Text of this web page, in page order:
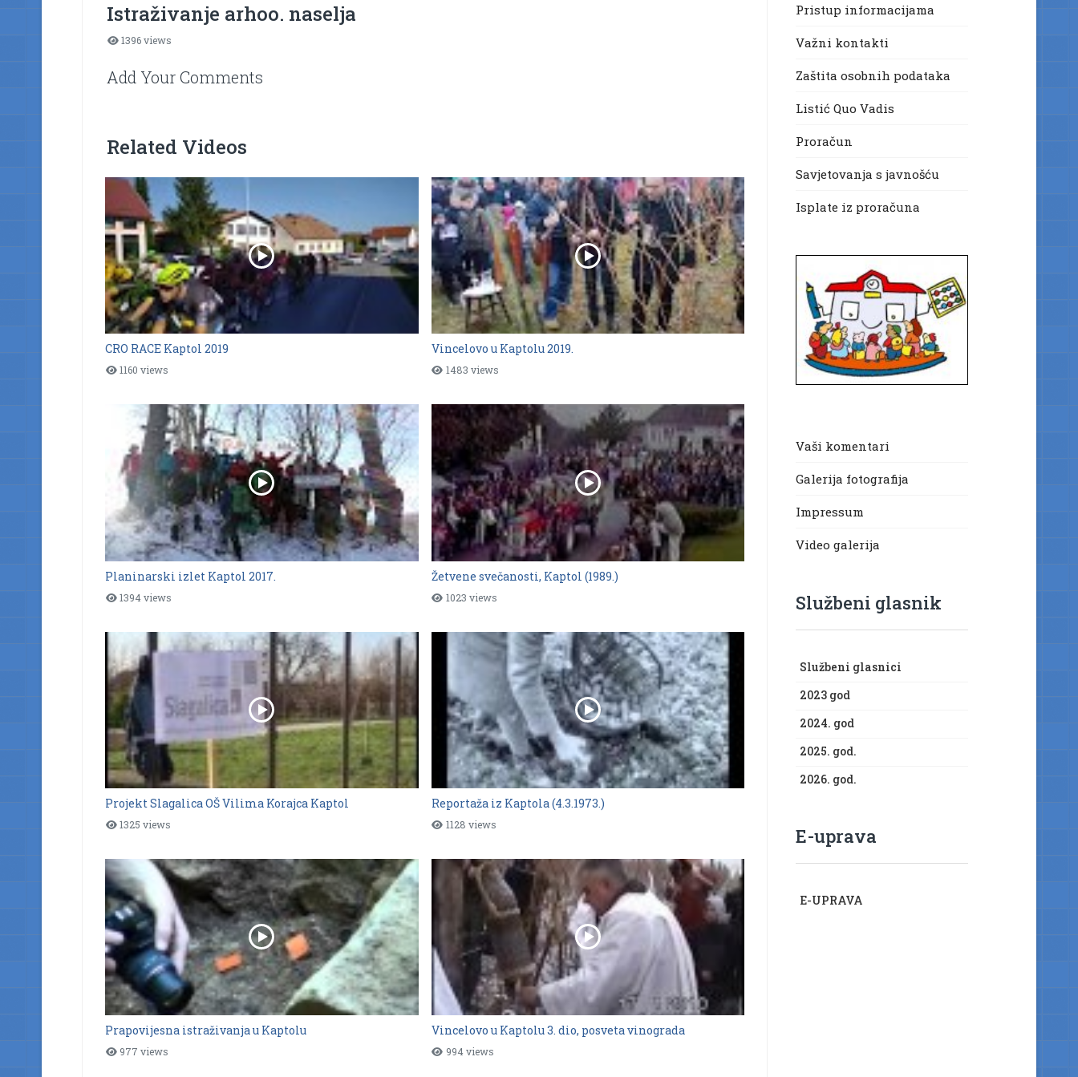
Istraživanje arhoo. naselja
1396 views
Add Your Comments
Related Videos
CRO RACE Kaptol 2019
1160 views
Vincelovo u Kaptolu 2019.
1483 views
Planinarski izlet Kaptol 2017.
1394 views
Žetvene svečanosti, Kaptol (1989.)
1023 views
Projekt Slagalica OŠ Vilima Korajca Kaptol
1325 views
Reportaža iz Kaptola (4.3.1973.)
1128 views
Prapovijesna istraživanja u Kaptolu
977 views
Vincelovo u Kaptolu 3. dio, posveta vinograda
994 views
Pristup informacijama
Važni kontakti
Zaštita osobnih podataka
Listić Quo Vadis
Proračun
Savjetovanja s javnošću
Isplate iz proračuna
Vaši komentari
Galerija fotografija
Impressum
Video galerija
Službeni glasnik
Službeni glasnici
2023 god
2024. god
2025. god.
2026. god.
E-uprava
E-UPRAVA